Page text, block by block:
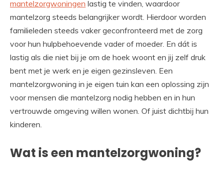
mantelzorgwoningen lastig te vinden, waardoor
mantelzorg steeds belangrijker wordt. Hierdoor worden
familieleden steeds vaker geconfronteerd met de zorg
voor hun hulpbehoevende vader of moeder. En dát is
lastig als die niet bij je om de hoek woont en jij zelf druk
bent met je werk en je eigen gezinsleven. Een
mantelzorgwoning in je eigen tuin kan een oplossing zijn
voor mensen die mantelzorg nodig hebben en in hun
vertrouwde omgeving willen wonen. Of juist dichtbij hun
kinderen.
Wat is een mantelzorgwoning?